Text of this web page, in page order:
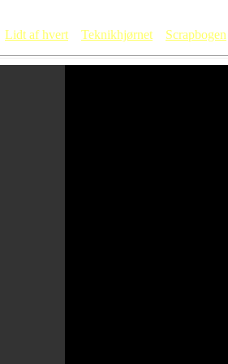
Lidt af hvert Teknikhjørnet Scrapbogen